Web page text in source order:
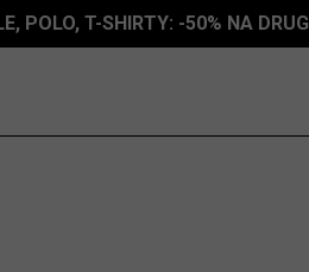
POLO, T-SHIRTY: -50% NA